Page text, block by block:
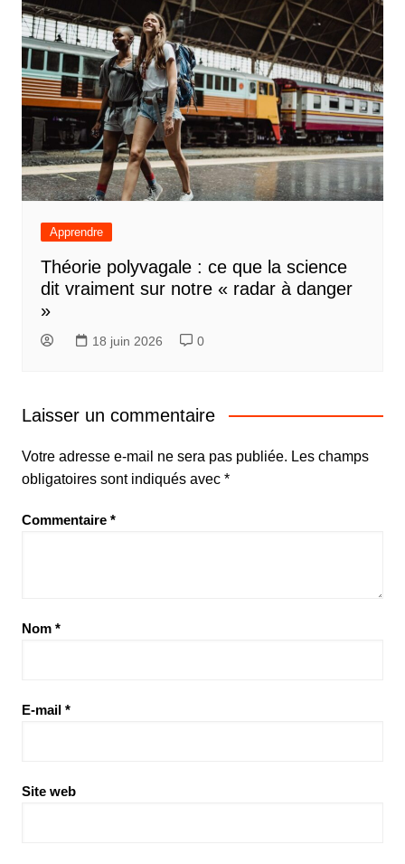
Apprendre
Théorie polyvagale : ce que la science
dit vraiment sur notre « radar à danger
»
18 juin 2026 0
Laisser un commentaire
Votre adresse e-mail ne sera pas publiée. Les champs
obligatoires sont indiqués avec *
Commentaire *
Nom *
E-mail *
Site web